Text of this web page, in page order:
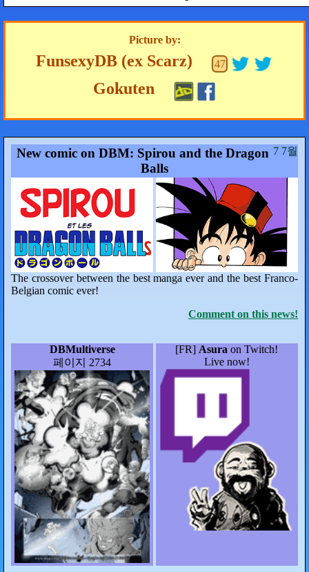
Picture by:
FunsexyDB (ex Scarz) 47
Gokuten
7 7월
New comic on DBM: Spirou and the Dragon
Balls
The crossover between the best manga ever and the best Franco-
Belgian comic ever!
Comment on this news!
DBMultiverse
페이지 2734
[FR]Asura on Twitch!
Live now!